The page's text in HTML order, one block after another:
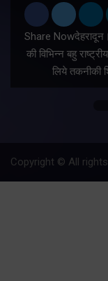
Share
की विभिन्न बहु
लिये तकनीकी